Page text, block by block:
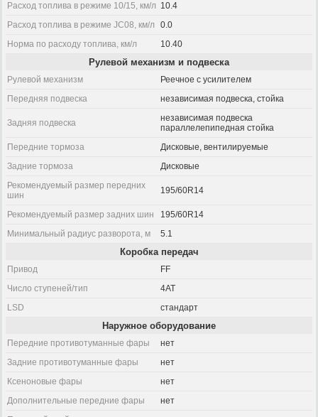
Расход топлива в режиме 10/15, км/л 10.4
Расход топлива в режиме JC08, км/л
0.0
Норма по расходу топлива, км/л
10.40
Рулевой механизм и подвеска
Рулевой механизм
Реечное с усилителем
Передняя подвеска
независимая подвеска, стойка
Задняя подвеска
независимая подвеска
параллелепипедная стойка
Передние тормоза
Дисковые, вентилируемые
Задние тормоза
Дисковые
Рекомендуемый размер передних
шин
195/60R14
Рекомендуемый размер задних шин
195/60R14
Минимальный радиус разворота, м
5.1
Коробка передач
Привод
FF
Число ступеней/тип
4AT
LSD
стандарт
Наружное оборудование
Передние противотуманные фары
нет
Задние противотуманные фары
нет
Ксеноновые фары
нет
Дополнительные передние фары
нет